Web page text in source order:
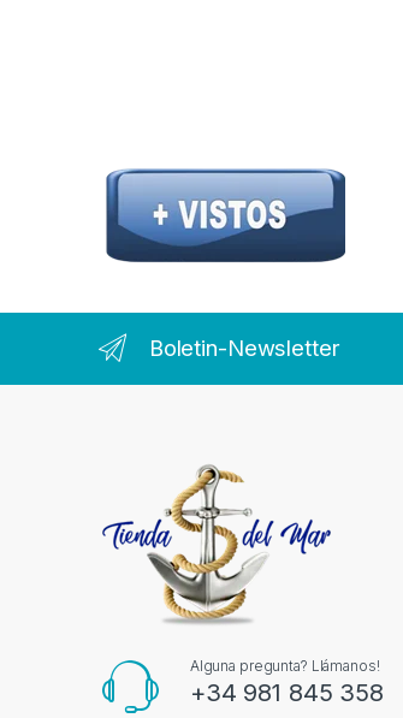
Boletin-Newsletter
Alguna pregunta? Llámanos!
+34 981 845 358